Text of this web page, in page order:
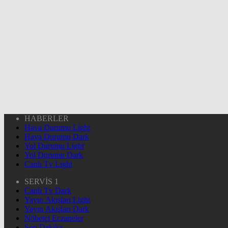
HABERLER
Hava Durumu Light
Hava Durumu Dark
Yol Durumu Light
Yol Durumu Dark
Canlı Tv Light
SERVİS 1
Canlı Tv Dark
Yayın Akışları Light
Yayın Akışları Dark
Nöbetçi Eczaneler